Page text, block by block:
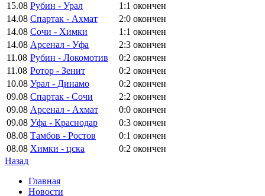
15.08 Рубин - Урал 1:1 окончен
14.08 Спартак - Ахмат 2:0 окончен
14.08 Сочи - Химки 1:1 окончен
14.08 Арсенал - Уфа 2:3 окончен
11.08 Рубин - Локомотив 0:2 окончен
11.08 Ротор - Зенит 0:2 окончен
10.08 Урал - Динамо 0:2 окончен
09.08 Спартак - Сочи 2:2 окончен
09.08 Арсенал - Ахмат 0:0 окончен
09.08 Уфа - Краснодар 0:3 окончен
08.08 Тамбов - Ростов 0:1 окончен
08.08 Химки - цска 0:2 окончен
Назад
Главная
Новости